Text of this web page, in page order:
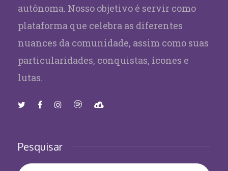
autônoma. Nosso objetivo é servir como
plataforma que celebra as diferentes
nuances da comunidade, assim como suas
particularidades, conquistas, ícones e
lutas.
Pesquisar